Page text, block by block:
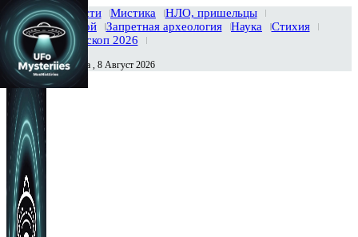
Главная Новости Мистика
НЛО, пришельцы
Тайны вселенной
Запретная археология Наука
Стихия
История
Гороскоп 2026
Сегодня Суббота , 8 Август 2026